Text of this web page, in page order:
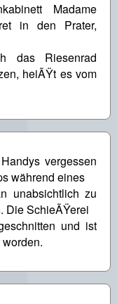
Madame
in den Prater,
Riesenrad
heiÃŸt es vom
vergessen
während eines
unabsichtlich zu
Die SchieÃŸerei
und ist